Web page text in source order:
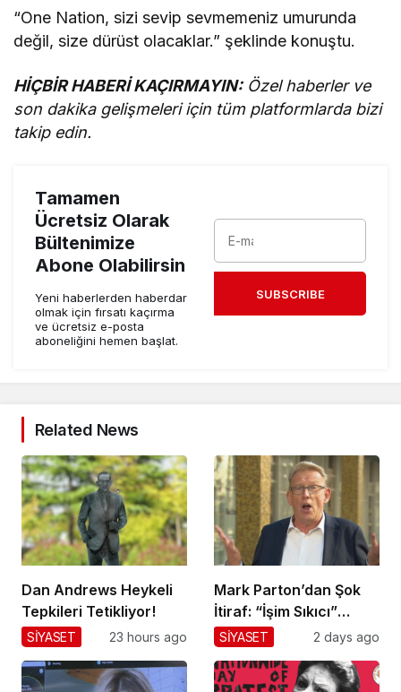
“One Nation, sizi sevip sevmemeniz umurunda
değil, size dürüst olacaklar.” şeklinde konuştu.
HİÇBİR HABERİ KAÇIRMAYIN: Özel haberler ve
son dakika gelişmeleri için tüm platformlarda bizi
takip edin.
Tamamen
Ücretsiz Olarak
Bültenimize
Abone Olabilirsin
Yeni haberlerden haberdar
olmak için fırsatı kaçırma
ve ücretsiz e-posta
aboneliğini hemen başlat.
SUBSCRIBE
Related News
Dan Andrews Heykeli
Tepkileri Tetikliyor!
SİYASET 23 hours ago
Mark Parton’dan Şok
İtiraf: “İşim Sıkıcı”
Mesajı!
SİYASET 2 days ago